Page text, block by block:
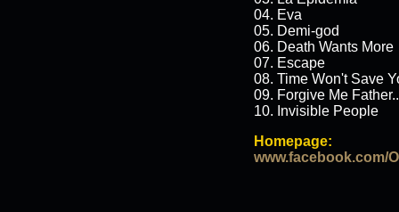
04. Eva
05. Demi-god
06. Death Wants More
07. Escape
08. Time Won't Save
09. Forgive Me
10. Invisible People
Homepage:
www.facebook.com/